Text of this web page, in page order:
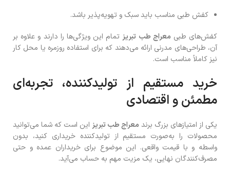
کفش طبی مناسب باید سبک و تهویه‌پذیر باشد.
کفش‌های طبی معراج طب تبریز تمام این ویژگی‌ها را دارند و علاوه بر
آن، طراحی‌های مدرنی ارائه می‌دهند که برای استفاده روزمره یا محل کار
نیز کاملاً مناسب است.
خرید مستقیم از تولیدکننده، تجربه‌ای
مطمئن و اقتصادی
یکی از امتیازهای بزرگ برند معراج طب تبریز این است که شما می‌توانید
محصولات را به‌صورت مستقیم از تولیدکننده خریداری کنید، بدون
واسطه و با قیمت واقعی. این موضوع برای خریداران عمده و حتی
مصرف‌کنندگان نهایی، یک مزیت مهم به حساب می‌آید.